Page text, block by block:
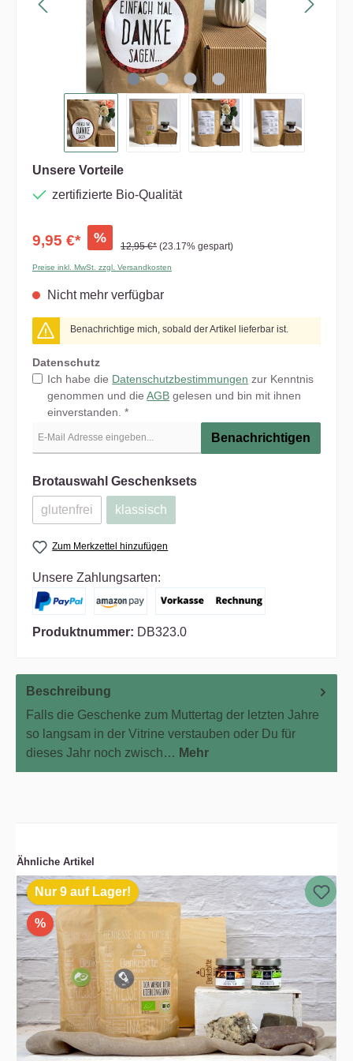
Unsere Vorteile
zertifizierte Bio-Qualität
9,95 €* %
12,95 €* (23.17% gespart)
Preise inkl. MwSt. zzgl. Versandkosten
Nicht mehr verfügbar
Benachrichtige mich, sobald der Artikel lieferbar ist.
Datenschutz
Ich habe die Datenschutzbestimmungen zur Kenntnis
genommen und dieAGB gelesen und bin mit ihnen
einverstanden. *
Benachrichtigen
Brotauswahl Geschenksets
glutenfrei klassisch
Zum Merkzettel hinzufügen
Unsere Zahlungsarten:
Produktnummer: DB323.0
Beschreibung
Falls die Geschenke zum Muttertag der letzten Jahre
so langsam in der Vitrine verstauben oder Du für
dieses Jahr noch zwisch… Mehr
Ähnliche Artikel
Nur 9 auf Lager!
%